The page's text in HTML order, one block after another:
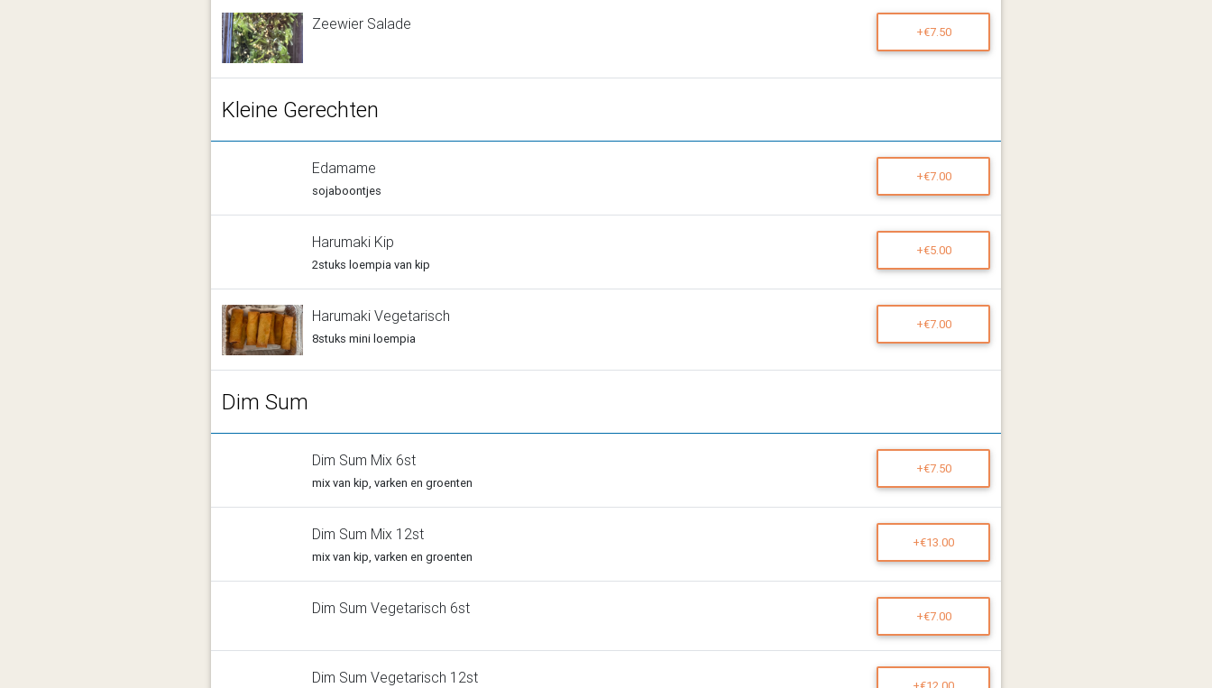
Zeewier Salade +€7.50
Kleine Gerechten
Edamame
sojaboontjes
+€7.00
Harumaki Kip
2stuks loempia van kip
+€5.00
Harumaki Vegetarisch
8stuks mini loempia
+€7.00
Dim Sum
Dim Sum Mix 6st
mix van kip, varken en groenten
+€7.50
Dim Sum Mix 12st
mix van kip, varken en groenten
+€13.00
Dim Sum Vegetarisch 6st +€7.00
Dim Sum Vegetarisch 12st